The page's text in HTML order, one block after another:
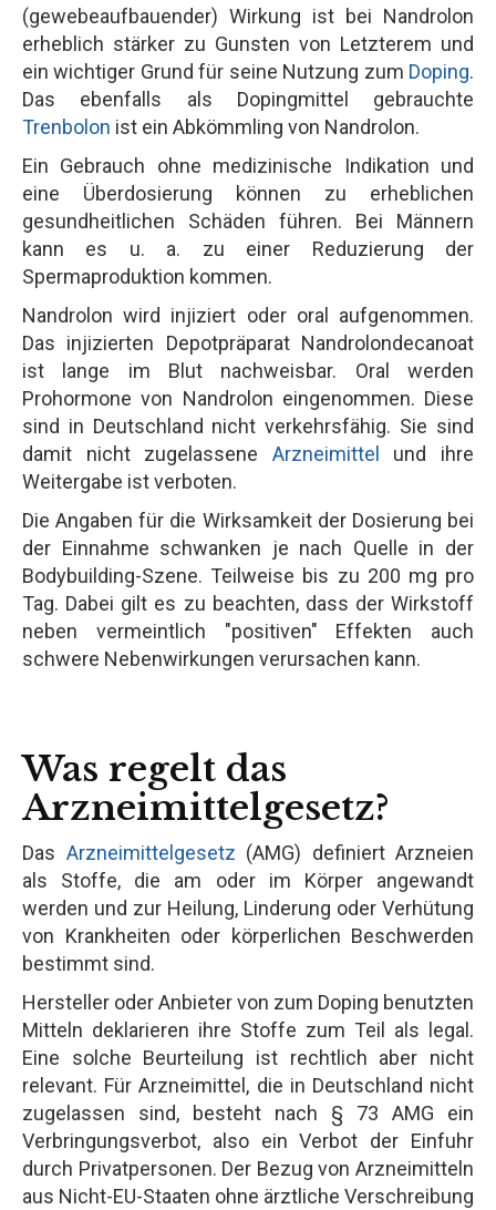
(gewebeaufbauender) Wirkung ist bei Nandrolon
erheblich stärker zu Gunsten von Letzterem und
ein wichtiger Grund für seine Nutzung zum Doping.
Das ebenfalls als Dopingmittel gebrauchte
Trenbolon ist ein Abkömmling von Nandrolon.
Ein Gebrauch ohne medizinische Indikation und
eine Überdosierung können zu erheblichen
gesundheitlichen Schäden führen. Bei Männern
kann es u. a. zu einer Reduzierung der
Spermaproduktion kommen.
Nandrolon wird injiziert oder oral aufgenommen.
Das injizierten Depotpräparat Nandrolondecanoat
ist lange im Blut nachweisbar. Oral werden
Prohormone von Nandrolon eingenommen. Diese
sind in Deutschland nicht verkehrsfähig. Sie sind
damit nicht zugelassene Arzneimittel und ihre
Weitergabe ist verboten.
Die Angaben für die Wirksamkeit der Dosierung bei
der Einnahme schwanken je nach Quelle in der
Bodybuilding-Szene. Teilweise bis zu 200 mg pro
Tag. Dabei gilt es zu beachten, dass der Wirkstoff
neben vermeintlich "positiven" Effekten auch
schwere Nebenwirkungen verursachen kann.
Was regelt das
Arzneimittelgesetz?
Das Arzneimittelgesetz (AMG) definiert Arzneien
als Stoffe, die am oder im Körper angewandt
werden und zur Heilung, Linderung oder Verhütung
von Krankheiten oder körperlichen Beschwerden
bestimmt sind.
Hersteller oder Anbieter von zum Doping benutzten
Mitteln deklarieren ihre Stoffe zum Teil als legal.
Eine solche Beurteilung ist rechtlich aber nicht
relevant. Für Arzneimittel, die in Deutschland nicht
zugelassen sind, besteht nach § 73 AMG ein
Verbringungsverbot, also ein Verbot der Einfuhr
durch Privatpersonen. Der Bezug von Arzneimitteln
aus Nicht-EU-Staaten ohne ärztliche Verschreibung